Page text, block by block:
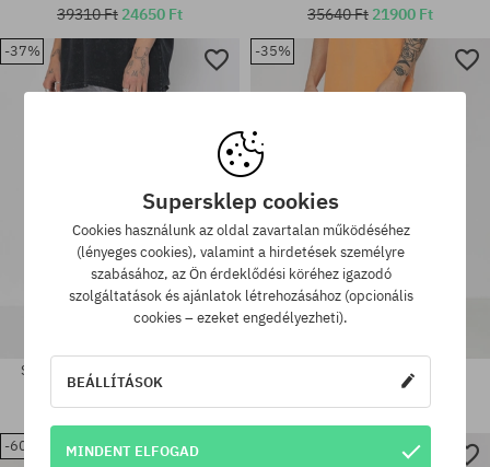
Elérhető méretek:
30; 32; 34
Elérhető méretek:
M; L; XL
Elérhető méretek:
39310 Ft 24650 Ft 35640 Ft 21900 Ft
-37%
Santa Cruz Classic Baggy Jeans
Wmn Kisnadrág
33810 Ft20980 Ft
-35%
Santa Cruz Big Pant Kisnadrág
20070 Ft
-60%
Supersklep cookies
Cookies használunk az oldal zavartalan működéséhez
(lényeges cookies), valamint a hirdetések személyre
szabásához, az Ön érdeklődési köréhez igazodó
szolgáltatások és ajánlatok létrehozásához (opcionális
cookies – ezeket engedélyezheti).
BEÁLLÍTÁSOK
MINDENT ELFOGAD